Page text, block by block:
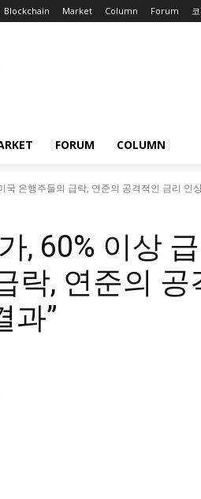
Blockchain Market Column Forum
FORUM COLUMN
국 은행주들의 급락, 연준의 공격적인 금리 인
, 60% 이상
락, 연준의 공
과”